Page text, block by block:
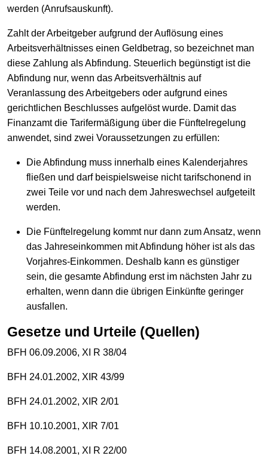
werden (Anrufsauskunft).
Zahlt der Arbeitgeber aufgrund der Auflösung eines
Arbeitsverhältnisses einen Geldbetrag, so bezeichnet man
diese Zahlung als Abfindung. Steuerlich begünstigt ist die
Abfindung nur, wenn das Arbeitsverhältnis auf
Veranlassung des Arbeitgebers oder aufgrund eines
gerichtlichen Beschlusses aufgelöst wurde. Damit das
Finanzamt die Tarifermäßigung über die Fünftelregelung
anwendet, sind zwei Voraussetzungen zu erfüllen:
Die Abfindung muss innerhalb eines Kalenderjahres
fließen und darf beispielsweise nicht tarifschonend in
zwei Teile vor und nach dem Jahreswechsel aufgeteilt
werden.
Die Fünftelregelung kommt nur dann zum Ansatz, wenn
das Jahreseinkommen mit Abfindung höher ist als das
Vorjahres-Einkommen. Deshalb kann es günstiger
sein, die gesamte Abfindung erst im nächsten Jahr zu
erhalten, wenn dann die übrigen Einkünfte geringer
ausfallen.
Gesetze und Urteile (Quellen)
BFH 06.09.2006, XI R 38/04
BFH 24.01.2002, XIR 43/99
BFH 24.01.2002, XIR 2/01
BFH 10.10.2001, XIR 7/01
BFH 14.08.2001, XI R 22/00